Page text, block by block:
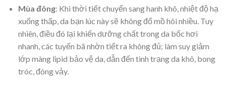
Mùa đông: Khi thời tiết chuyển sang hanh khô, nhiệt độ hạ
xuống thấp, da bạn lúc này sẽ không đổ mồ hôi nhiều. Tuy
nhiên, điều đó lại khiến dưỡng chất trong da bốc hơi
nhanh, các tuyến bã nhờn tiết ra không đủ; làm suy giảm
lớp màng lipid bảo vệ da, dẫn đến tình trạng da khô, bong
tróc, đóng vảy.